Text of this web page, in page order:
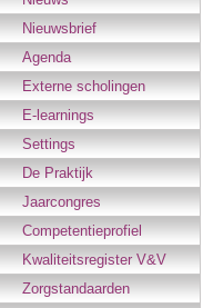
Nieuwsbrief
Agenda
Externe scholingen
E-learnings
Settings
De Praktijk
Jaarcongres
Competentieprofiel
Kwaliteitsregister V&V
Zorgstandaarden